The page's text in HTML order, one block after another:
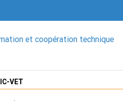
et coopération technique
VET